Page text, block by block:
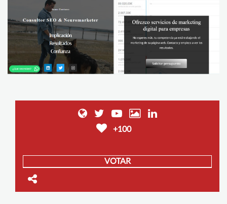
+100
VOTAR